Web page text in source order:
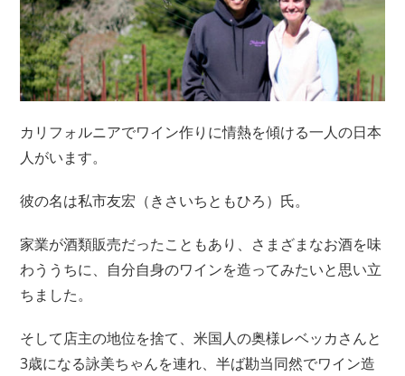
カリフォルニアでワイン作りに情熱を傾ける一人の日本
人がいます。
彼の名は私市友宏（きさいちともひろ）氏。
家業が酒類販売だったこともあり、さまざまなお酒を味
わううちに、自分自身のワインを造ってみたいと思い立
ちました。
そして店主の地位を捨て、米国人の奥様レベッカさんと
3歳になる詠美ちゃんを連れ、半ば勘当同然でワイン造